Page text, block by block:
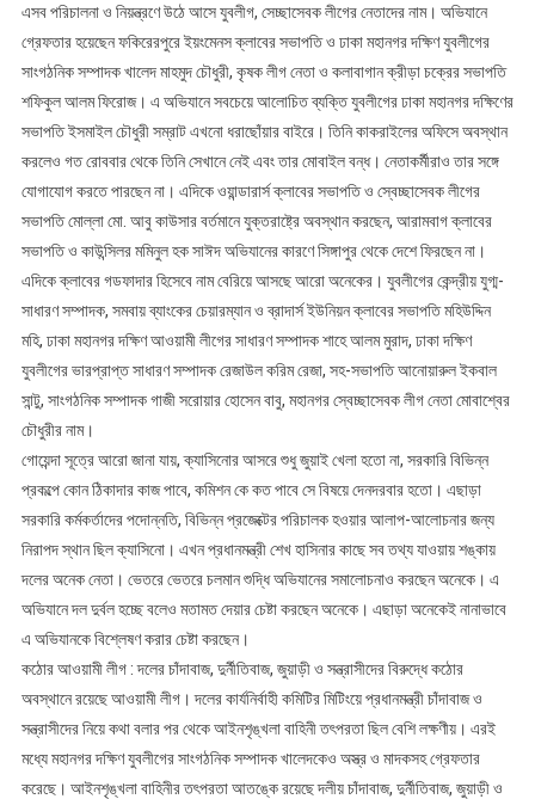
এসব পরিচালনা ও নিয়ন্ত্রণে উঠে আসে যুবলীগ, সেচ্ছাসেবক লীগের নেতাদের নাম। অভিযানে
গ্রেফতার হয়েছেন ফকিরেরপুরে ইয়ংমেনস ক্লাবের সভাপতি ও ঢাকা মহানগর দক্ষিণ যুবলীগের
সাংগঠনিক সম্পাদক খালেদ মাহমুদ চৌধুরী, কৃষক লীগ নেতা ও কলাবাগান ক্রীড়া চক্রের সভাপতি
শফিকুল আলম ফিরোজ। এ অভিযানে সবচেয়ে আলোচিত ব্যক্তি যুবলীগের ঢাকা মহানগর দক্ষিণের
সভাপতি ইসমাইল চৌধুরী সম্রাট এখনো ধরাছোঁয়ার বাইরে। তিনি কাকরাইলের অফিসে অবস্থান
করলেও গত রোববার থেকে তিনি সেখানে নেই এবং তার মোবাইল বন্ধ। নেতাকর্মীরাও তার সঙ্গে
যোগাযোগ করতে পারছেন না। এদিকে ওয়ান্ডারার্স ক্লাবের সভাপতি ও স্বেচ্ছাসেবক লীগের
সভাপতি মোল্লা মো. আবু কাউসার বর্তমানে যুক্তরাষ্ট্রে অবস্থান করছেন, আরামবাগ ক্লাবের
সভাপতি ও কাউন্সিলর মমিনুল হক সাঈদ অভিযানের কারণে সিঙ্গাপুর থেকে দেশে ফিরছেন না।
এদিকে ক্লাবের গডফাদার হিসেবে নাম বেরিয়ে আসছে আরো অনেকের। যুবলীগের কেন্দ্রীয় যুগ্ম-
সাধারণ সম্পাদক, সমবায় ব্যাংকের চেয়ারম্যান ও ব্রাদার্স ইউনিয়ন ক্লাবের সভাপতি মহিউদ্দিন
মহি, ঢাকা মহানগর দক্ষিণ আওয়ামী লীগের সাধারণ সম্পাদক শাহে আলম মুরাদ, ঢাকা দক্ষিণ
যুবলীগের ভারপ্রাপ্ত সাধারণ সম্পাদক রেজাউল করিম রেজা, সহ-সভাপতি আনোয়ারুল ইকবাল
সান্টু, সাংগঠনিক সম্পাদক গাজী সরোয়ার হোসেন বাবু, মহানগর স্বেচ্ছাসেবক লীগ নেতা মোবাশ্বের
চৌধুরীর নাম।
গোয়েন্দা সূত্রে আরো জানা যায়, ক্যাসিনোর আসরে শুধু জুয়াই খেলা হতো না, সরকারি বিভিন্ন
প্রকল্পে কোন ঠিকাদার কাজ পাবে, কমিশন কে কত পাবে সে বিষয়ে দেনদরবার হতো। এছাড়া
সরকারি কর্মকর্তাদের পদোন্নতি, বিভিন্ন প্রজেক্টের পরিচালক হওয়ার আলাপ-আলোচনার জন্য
নিরাপদ স্থান ছিল ক্যাসিনো। এখন প্রধানমন্ত্রী শেখ হাসিনার কাছে সব তথ্য যাওয়ায় শঙ্কায়
দলের অনেক নেতা। ভেতরে ভেতরে চলমান শুদ্ধি অভিযানের সমালোচনাও করছেন অনেকে। এ
অভিযানে দল দুর্বল হচ্ছে বলেও মতামত দেয়ার চেষ্টা করছেন অনেকে। এছাড়া অনেকেই নানাভাবে
এ অভিযানকে বিশ্লেষণ করার চেষ্টা করছেন।
কঠোর আওয়ামী লীগ : দলের চাঁদাবাজ, দুর্নীতিবাজ, জুয়াড়ী ও সন্ত্রাসীদের বিরুদ্ধে কঠোর
অবস্থানে রয়েছে আওয়ামী লীগ। দলের কার্যনির্বাহী কমিটির মিটিংয়ে প্রধানমন্ত্রী চাঁদাবাজ ও
সন্ত্রাসীদের নিয়ে কথা বলার পর থেকে আইনশৃঙ্খলা বাহিনী তৎপরতা ছিল বেশি লক্ষণীয়। এরই
মধ্যে মহানগর দক্ষিণ যুবলীগের সাংগঠনিক সম্পাদক খালেদকেও অস্ত্র ও মাদকসহ গ্রেফতার
করেছে। আইনশৃঙ্খলা বাহিনীর তৎপরতা আতঙ্কে রয়েছে দলীয় চাঁদাবাজ, দুর্নীতিবাজ, জুয়াড়ী ও